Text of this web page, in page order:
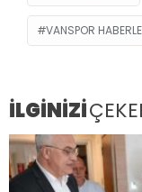
VANSPOR
İLGİNİZİ